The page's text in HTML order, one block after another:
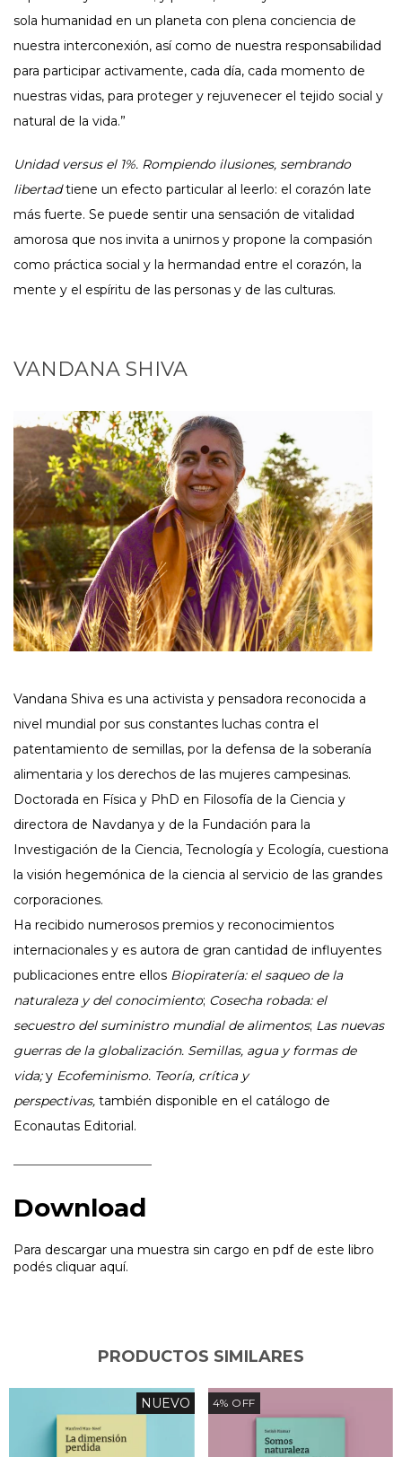
sola humanidad en un planeta con plena conciencia de
nuestra interconexión, así como de nuestra responsabilidad
para participar activamente, cada día, cada momento de
nuestras vidas, para proteger y rejuvenecer el tejido social y
natural de la vida.”
Unidad versus el 1%. Rompiendo ilusiones, sembrando
libertadtiene un efecto particular al leerlo: el corazón late
más fuerte. Se puede sentir una sensación de vitalidad
amorosa que nos invita a unirnos y propone la compasión
como práctica social y la hermandad entre el corazón, la
mente y el espíritu de las personas y de las culturas.
VANDANA SHIVA
Vandana Shiva es una activista y pensadora reconocida a
nivel mundial por sus constantes luchas contra el
patentamiento de semillas, por la defensa de la soberanía
alimentaria y los derechos de las mujeres campesinas.
Doctorada en Física y PhD en Filosofía de la Ciencia y
directora de Navdanya y de la Fundación para la
Investigación de la Ciencia, Tecnología y Ecología, cuestiona
la visión hegemónica de la ciencia al servicio de las grandes
corporaciones.
Ha recibido numerosos premios y reconocimientos
internacionales y es autora de gran cantidad de influyentes
publicaciones entre ellos Biopiratería: el saqueo de la
naturaleza y del conocimiento; Cosecha robada: el
secuestro del suministro mundial de alimentos; Las nuevas
guerras de la globalización. Semillas, agua y formas de
vida;y Ecofeminismo. Teoría, crítica y
perspectivas, también disponible en el catálogo de
Econautas Editorial.
––––––––––––––––––––––
Download
Para descargar una muestra sin cargo en pdf de este libro
podés cliquar aquí.
PRODUCTOS SIMILARES
NUEVO 4% OFF